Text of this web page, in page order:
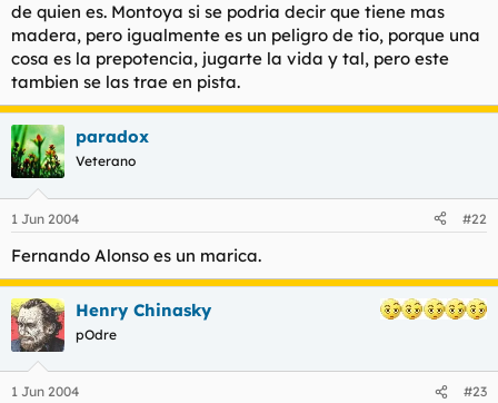
de quien es. Montoya si se podria decir que tiene mas
madera, pero igualmente es un peligro de tio, porque una
cosa es la prepotencia, jugarte la vida y tal, pero este
tambien se las trae en pista.
paradox
Veterano
1 Jun 2004 #22
Fernando Alonso es un marica.
Henry Chinasky
pOdre
1 Jun 2004 #23